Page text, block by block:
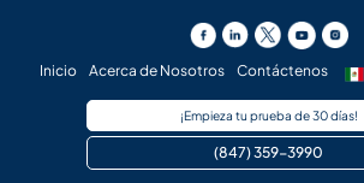
contenido
Inicio Acerca de Nosotros Contáctenos
¡Empieza tu prueba de 30 días!
(847) 359-3990 ​